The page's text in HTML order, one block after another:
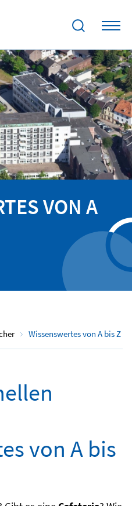
VON A
Wissenswertes von A bis Z
von A bis